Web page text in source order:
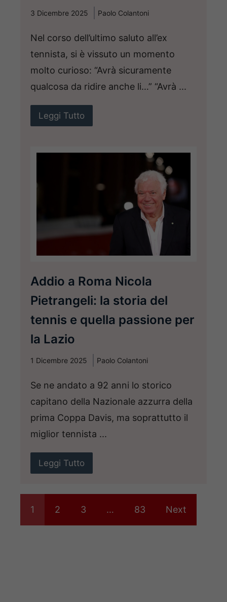
3 Dicembre 2025 Paolo Colantoni
Nel corso dell’ultimo saluto all’ex
tennista, si è vissuto un momento
molto curioso: “Avrà sicuramente
qualcosa da ridire anche li…” “Avrà ...
Leggi Tutto
Addio a Roma Nicola
Pietrangeli: la storia del
tennis e quella passione per
la Lazio
1 Dicembre 2025 Paolo Colantoni
Se ne andato a 92 anni lo storico
capitano della Nazionale azzurra della
prima Coppa Davis, ma soprattutto il
miglior tennista ...
Leggi Tutto
1 2 3 … 83 Next